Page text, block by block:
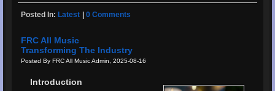
Posted In: Latest |0 Comments
FRC All Music
Transforming The Industry
Posted By FRC All Music Admin, 2025-08-16
Introduction